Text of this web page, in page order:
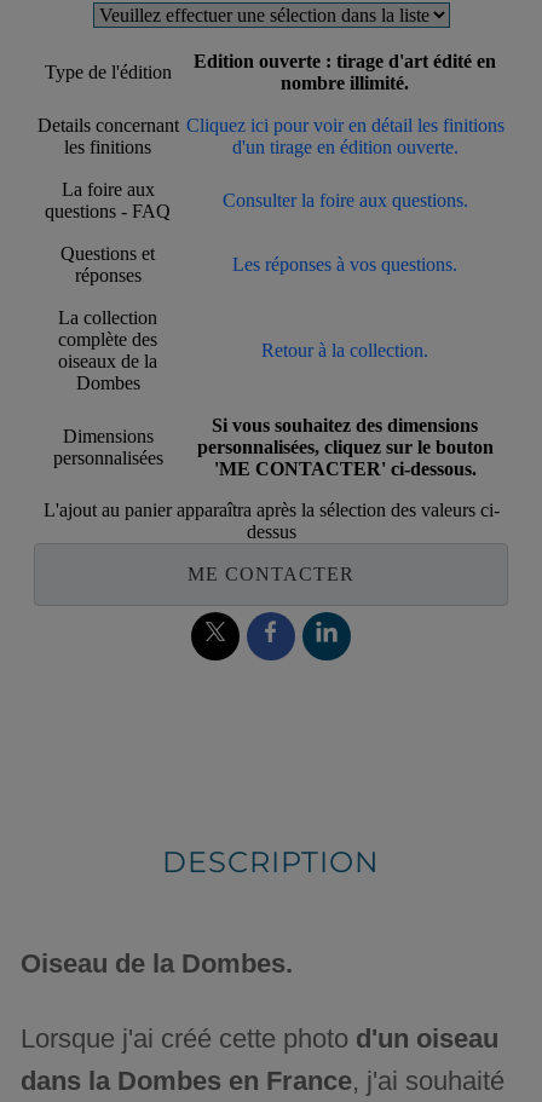
Type de l'édition
Edition ouverte : tirage d'art édité en
nombre illimité.
Details concernant
les finitions
Cliquez ici pour voir en détail les finitions
d'un tirage en édition ouverte.
La foire aux
questions - FAQ
Consulter la foire aux questions.
Questions et
réponses
Les réponses à vos questions.
La collection
complète des
oiseaux de la
Dombes
Retour à la collection.
Dimensions
personnalisées
Si vous souhaitez des dimensions
personnalisées, cliquez sur le bouton
'ME CONTACTER' ci-dessous.
L'ajout au panier apparaîtra après la sélection des valeurs ci-
dessus
ME CONTACTER
DESCRIPTION
Oiseau de la Dombes.
Lorsque j'ai créé cette photo d'un oiseau
dans la Dombes en France, j'ai souhaité